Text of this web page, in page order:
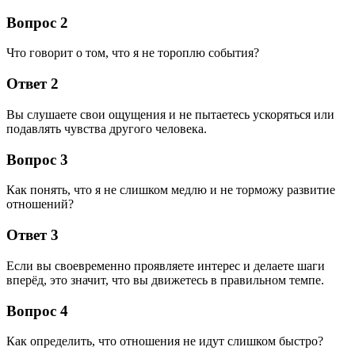
Вопрос 2
Что говорит о том, что я не тороплю события?
Ответ 2
Вы слушаете свои ощущения и не пытаетесь ускоряться или
подавлять чувства другого человека.
Вопрос 3
Как понять, что я не слишком медлю и не торможу развитие
отношений?
Ответ 3
Если вы своевременно проявляете интерес и делаете шаги
вперёд, это значит, что вы движетесь в правильном темпе.
Вопрос 4
Как определить, что отношения не идут слишком быстро?